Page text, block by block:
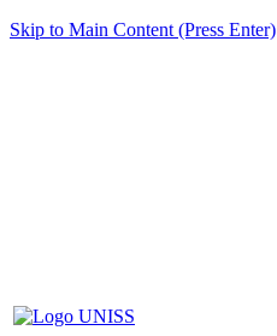
Skip to Main Content (Press Enter)